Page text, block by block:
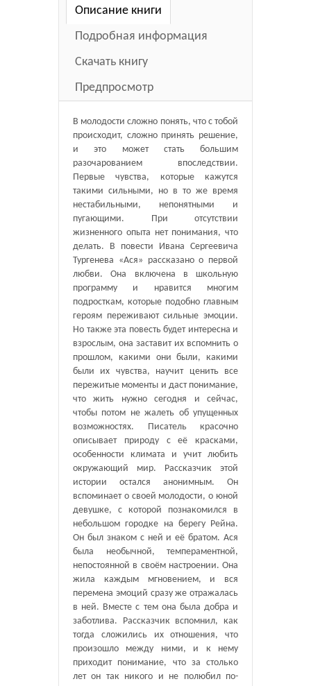
Описание книги
Подробная информация
Скачать книгу
Предпросмотр
В молодости сложно понять, что с тобой
происходит, сложно принять решение,
и это может стать большим
разочарованием впоследствии.
Первые чувства, которые кажутся
такими сильными, но в то же время
нестабильными, непонятными и
пугающими. При отсутствии
жизненного опыта нет понимания, что
делать. В повести Ивана Сергеевича
Тургенева «Ася» рассказано о первой
любви. Она включена в школьную
программу и нравится многим
подросткам, которые подобно главным
героям переживают сильные эмоции.
Но также эта повесть будет интересна и
взрослым, она заставит их вспомнить о
прошлом, какими они были, какими
были их чувства, научит ценить все
пережитые моменты и даст понимание,
что жить нужно сегодня и сейчас,
чтобы потом не жалеть об упущенных
возможностях. Писатель красочно
описывает природу с её красками,
особенности климата и учит любить
окружающий мир. Рассказчик этой
истории остался анонимным. Он
вспоминает о своей молодости, о юной
девушке, с которой познакомился в
небольшом городке на берегу Рейна.
Он был знаком с ней и её братом. Ася
была необычной, темпераментной,
непостоянной в своём настроении. Она
жила каждым мгновением, и вся
перемена эмоций сразу же отражалась
в ней. Вместе с тем она была добра и
заботлива. Рассказчик вспомнил, как
тогда сложились их отношения, что
произошло между ними, и к нему
приходит понимание, что за столько
лет он так никого и не полюбил по-